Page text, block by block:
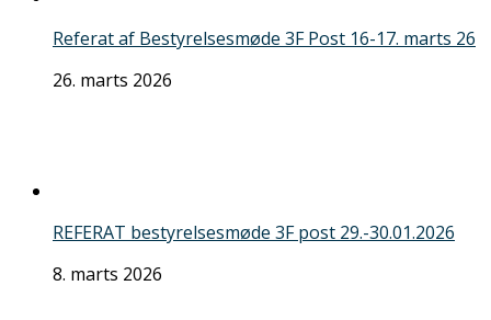
Referat af Bestyrelsesmøde 3F Post 16-17. marts 26
26. marts 2026
REFERAT bestyrelsesmøde 3F post 29.-30.01.2026
8. marts 2026